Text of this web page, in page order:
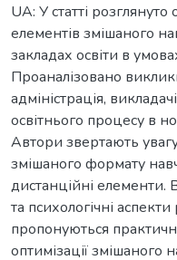
UA: У статті
елементів змішаного
закладах освіти в
Проаналізовано
адміністрація,
освітнього процесу в
Автори звертають
змішаного формату
дистанційні елементи.
та психологічні аспекти
пропонуються
оптимізації